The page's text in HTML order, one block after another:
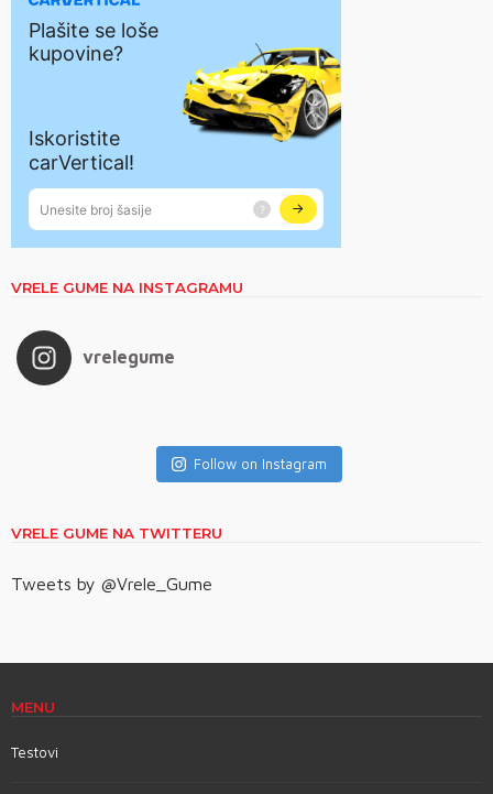
VRELE GUME NA INSTAGRAMU
vrelegume
Follow on Instagram
VRELE GUME NA TWITTERU
Tweets by @Vrele_Gume
MENU
Testovi